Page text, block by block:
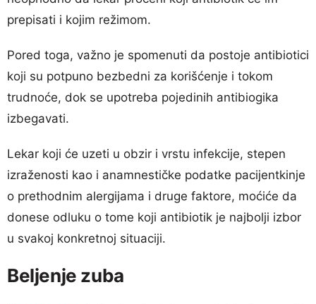
prepisati i kojim režimom.
Pored toga, važno je spomenuti da postoje antibiotici
koji su potpuno bezbedni za korišćenje i tokom
trudnoće, dok se upotreba pojedinih antibiogika
izbegavati.
Lekar koji će uzeti u obzir i vrstu infekcije, stepen
izraženosti kao i anamnestičke podatke pacijentkinje
o prethodnim alergijama i druge faktore, moćiće da
donese odluku o tome koji antibiotik je najbolji izbor
u svakoj konkretnoj situaciji.
Beljenje zuba